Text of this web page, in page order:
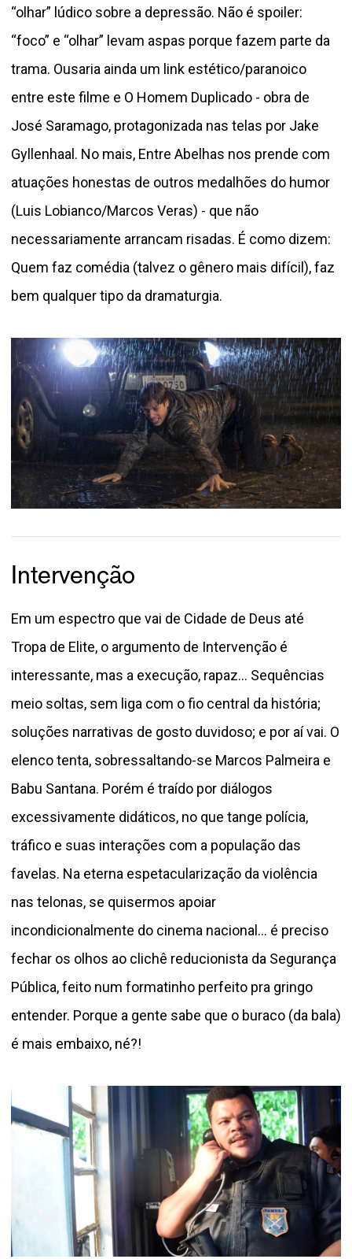
“olhar” lúdico sobre a depressão. Não é spoiler:
“foco” e “olhar” levam aspas porque fazem parte da
trama. Ousaria ainda um link estético/paranoico
entre este filme e O Homem Duplicado - obra de
José Saramago, protagonizada nas telas por Jake
Gyllenhaal. No mais, Entre Abelhas nos prende com
atuações honestas de outros medalhões do humor
(Luis Lobianco/Marcos Veras) - que não
necessariamente arrancam risadas. É como dizem:
Quem faz comédia (talvez o gênero mais difícil), faz
bem qualquer tipo da dramaturgia.
Intervenção
Em um espectro que vai de Cidade de Deus até
Tropa de Elite, o argumento de Intervenção é
interessante, mas a execução, rapaz... Sequências
meio soltas, sem liga com o fio central da história;
soluções narrativas de gosto duvidoso; e por aí vai. O
elenco tenta, sobressaltando-se Marcos Palmeira e
Babu Santana. Porém é traído por diálogos
excessivamente didáticos, no que tange polícia,
tráfico e suas interações com a população das
favelas. Na eterna espetacularização da violência
nas telonas, se quisermos apoiar
incondicionalmente do cinema nacional... é preciso
fechar os olhos ao clichê reducionista da Segurança
Pública, feito num formatinho perfeito pra gringo
entender. Porque a gente sabe que o buraco (da bala)
é mais embaixo, né?!